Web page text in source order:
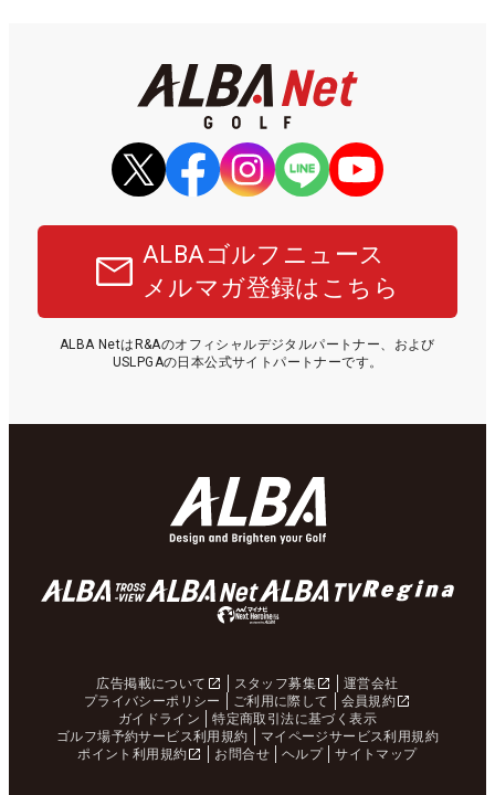
ALBAゴルフニュース
メルマガ登録はこちら
ALBA NetはR&Aのオフィシャルデジタルパートナー、および
USLPGAの日本公式サイトパートナーです。
広告掲載について スタッフ募集
運営会社
プライバシーポリシー
ご利用に際して
会員規約
ガイドライン
特定商取引法に基づく表示
ゴルフ場予約サービス利用規約
マイページサービス利用規約
ポイント利用規約
お問合せ ヘルプ サイトマップ